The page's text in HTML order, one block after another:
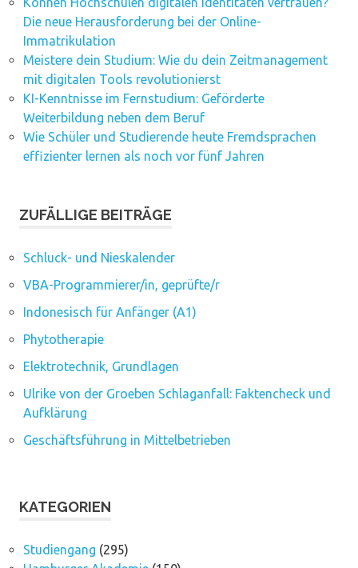
Die neue Herausforderung bei der Online-
Immatrikulation
Meistere dein Studium: Wie du dein Zeitmanagement
mit digitalen Tools revolutionierst
KI-Kenntnisse im Fernstudium: Geförderte
Weiterbildung neben dem Beruf
Wie Schüler und Studierende heute Fremdsprachen
effizienter lernen als noch vor fünf Jahren
ZUFÄLLIGE BEITRÄGE
Schluck- und Nieskalender
VBA-Programmierer/in, geprüfte/r
Indonesisch für Anfänger (A1)
Phytotherapie
Elektrotechnik, Grundlagen
Ulrike von der Groeben Schlaganfall: Faktencheck und
Aufklärung
Geschäftsführung in Mittelbetrieben
KATEGORIEN
Studiengang (295)